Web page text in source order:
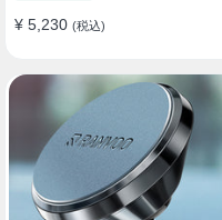
カー用品 全機種対応
¥ 5,230 (税込)